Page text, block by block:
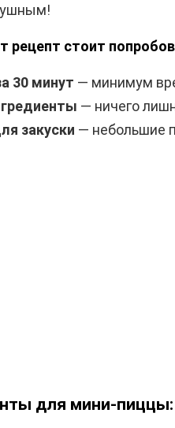
рецепт стоит
30 минут — минимум
— ничего
закуски — небольшие
для мини-пиццы: